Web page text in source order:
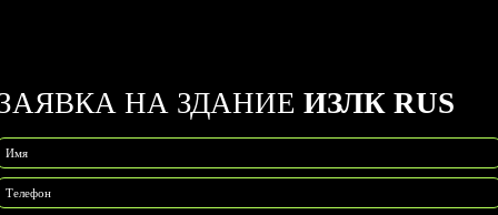
НА ЗДАНИЕ ИЗЛК RUS
Имя
Телефон